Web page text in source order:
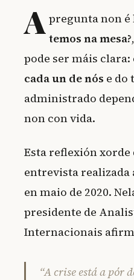
A pregunta non é
temos na mesa?
pode ser máis
cada un de nós e do
administrado
non con vida.
Esta reflexión
entrevista realizada
en maio de 2020.
presidente de
Internacionais
“A crise está a pór